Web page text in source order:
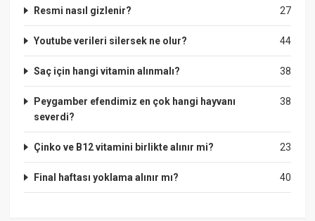
27
Resmi nasıl gizlenir?
44
Youtube verileri silersek ne olur?
38
Saç için hangi vitamin alınmalı?
38
Peygamber efendimiz en çok hangi hayvanı
severdi?
23
Çinko ve B12 vitamini birlikte alınır mi?
40
Final haftası yoklama alınır mı?